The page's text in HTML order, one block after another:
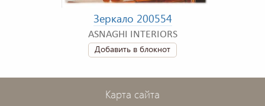
Зеркало 200554
ASNAGHI INTERIORS
Добавить в блокнот
Карта сайта